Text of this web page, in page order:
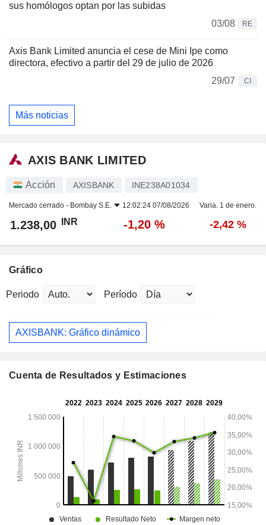
sus homólogos optan por las subidas
03/08
RE
Axis Bank Limited anuncia el cese de Mini Ipe como
directora, efectivo a partir del 29 de julio de 2026
29/07
CI
Más noticias
AXIS BANK LIMITED
Acción AXISBANK INE238A01034
Mercado cerrado - Bombay S.E. 12:02:24 07/08/2026 Varia. 1 de enero.
1.238,00 INR -1,20 % -2,42 %
Gráfico
Periodo Período
AXISBANK: Gráfico dinámico
Cuenta de Resultados y Estimaciones